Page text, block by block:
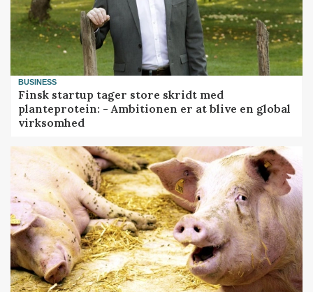
BUSINESS
Finsk startup tager store skridt med
planteprotein: - Ambitionen er at blive en global
virksomhed